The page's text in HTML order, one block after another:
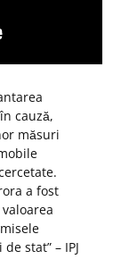
cauză,
măsuri
a fost
stat” – IPJ